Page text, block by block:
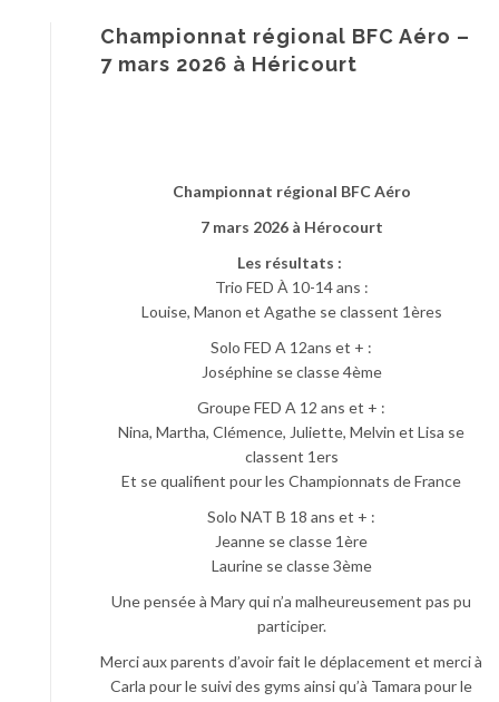
Championnat régional BFC Aéro –
7 mars 2026 à Héricourt
Championnat régional BFC Aéro
7 mars 2026 à Hérocourt
Les résultats :
Trio FED À 10-14 ans :
Louise, Manon et Agathe se classent 1ères
Solo FED A 12ans et + :
Joséphine se classe 4ème
Groupe FED A 12 ans et + :
Nina, Martha, Clémence, Juliette, Melvin et Lisa se
classent 1ers
Et se qualifient pour les Championnats de France
Solo NAT B 18 ans et + :
Jeanne se classe 1ère
Laurine se classe 3ème
Une pensée à Mary qui n’a malheureusement pas pu
participer.
Merci aux parents d’avoir fait le déplacement et merci à
Carla pour le suivi des gyms ainsi qu’à Tamara pour le